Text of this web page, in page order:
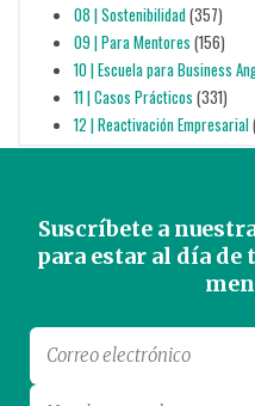
08 | Sostenibilidad(357)
09 | Para Mentores (156)
10 | Escuela para Business
11 | Casos Prácticos (331)
12 | Reactivación Empresarial
Suscríbete a
para estar al día de